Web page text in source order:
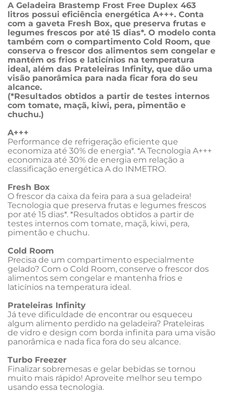
A Geladeira Brastemp Frost Free Duplex 463
litros possui eficiência energética A+++. Conta
com a gaveta Fresh Box, que preserva frutas e
legumes frescos por até 15 dias*. O modelo conta
também com o compartimento Cold Room, que
conserva o frescor dos alimentos sem congelar e
mantém os frios e laticínios na temperatura
ideal, além das Prateleiras Infinity, que dão uma
visão panorâmica para nada ficar fora do seu
alcance.
(*Resultados obtidos a partir de testes internos
com tomate, maçã, kiwi, pera, pimentão e
chuchu.)
A+++
Performance de refrigeração eficiente que
economiza até 30% de energia*. *A Tecnologia A+++
economiza até 30% de energia em relação a
classificação energética A do INMETRO.
Fresh Box
O frescor da caixa da feira para a sua geladeira!
Tecnologia que preserva frutas e legumes frescos
por até 15 dias*. *Resultados obtidos a partir de
testes internos com tomate, maçã, kiwi, pera,
pimentão e chuchu.
Cold Room
Precisa de um compartimento especialmente
gelado? Com o Cold Room, conserve o frescor dos
alimentos sem congelar e mantenha frios e
laticínios na temperatura ideal.
Prateleiras Infinity
Já teve dificuldade de encontrar ou esqueceu
algum alimento perdido na geladeira? Prateleiras
de vidro e design com borda infinita para uma visão
panorâmica e nada fica fora do seu alcance.
Turbo Freezer
Finalizar sobremesas e gelar bebidas se tornou
muito mais rápido! Aproveite melhor seu tempo
usando essa tecnologia.